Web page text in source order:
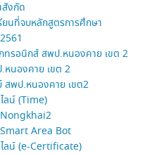
สังกัด
นที่จบหลักสูตรการศึกษา
กทรอนิกส์ สพป.หนองคาย เขต 2
หนองคาย เขต 2
สพป.หนองคาย เขต2
ลน์ (Time)
Nongkhai2
Area Bot
ไลน์ (e-Certificate)